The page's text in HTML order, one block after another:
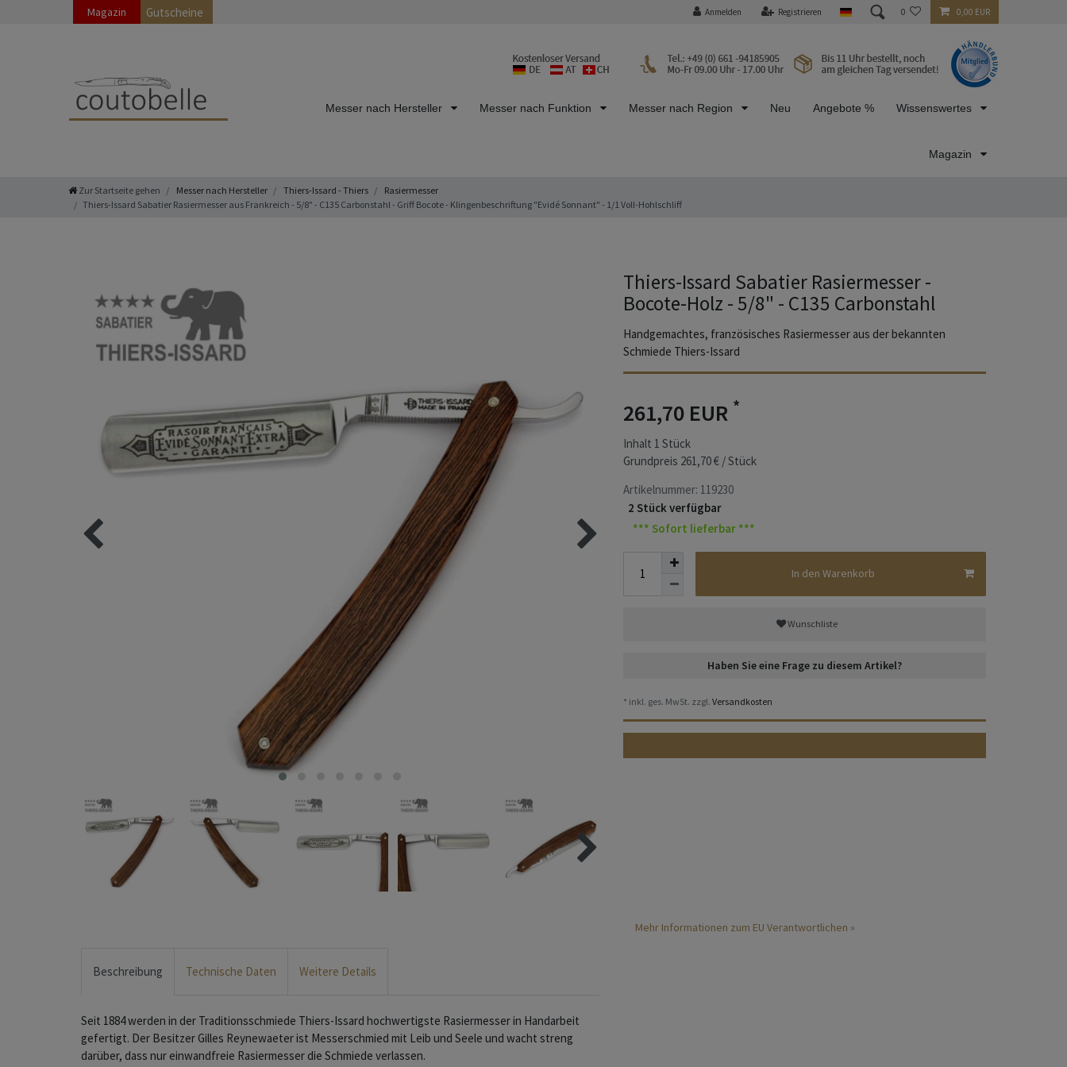
Gutscheine
Magazin Anmelden Registrieren 0 0,00 EUR
Messer nach Hersteller Messer nach Funktion Messer nach Region Neu Angebote % Wissenswertes
Magazin
Zur Startseite gehen Messer nach Hersteller Thiers-Issard - Thiers
Rasiermesser
Thiers-Issard Sabatier Rasiermesser aus Frankreich - 5/8" - C135 Carbonstahl - Griff Bocote - Klingenbeschriftung "Evidé Sonnant" - 1/1 Voll-Hohlschliff
Thiers-Issard Sabatier Rasiermesser -
Bocote-Holz - 5/8" - C135 Carbonstahl
Handgemachtes, französisches Rasiermesser aus der bekannten
Schmiede Thiers-Issard
261,70 EUR *
Inhalt 1 Stück
Grundpreis 261,70 € / Stück
Artikelnummer: 119230
2 Stück verfügbar
*** Sofort lieferbar ***
In den Warenkorb
Wunschliste
Haben Sie eine Frage zu diesem Artikel?
* inkl. ges. MwSt. zzgl. Versandkosten
Beschreibung Technische Daten Weitere Details
Seit 1884 werden in der Traditionsschmiede Thiers-Issard hochwertigste Rasiermesser in Handarbeit
gefertigt. Der Besitzer Gilles Reynewaeter ist Messerschmied mit Leib und Seele und wacht streng
darüber, dass nur einwandfreie Rasiermesser die Schmiede verlassen.
Mehr Informationen zum EU Verantwortlichen »